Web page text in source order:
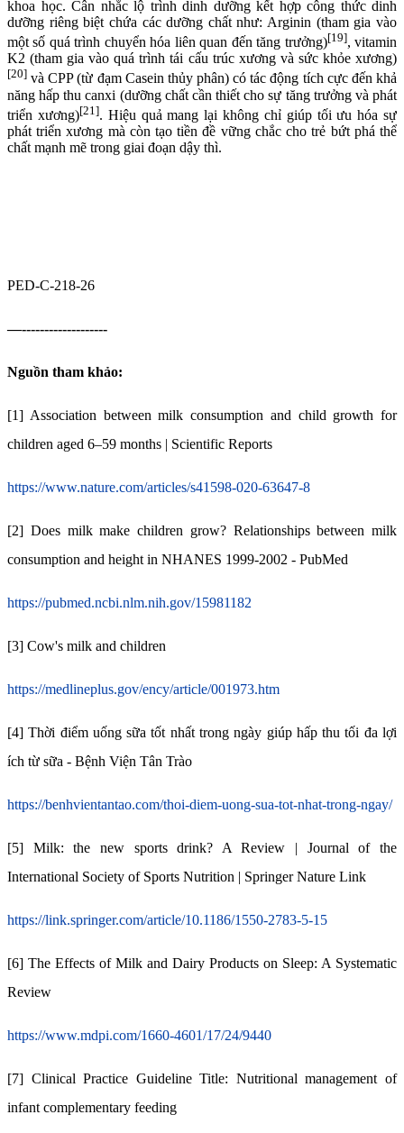
khoa học. Cân nhắc lộ trình dinh dưỡng kết hợp công thức dinh
dưỡng riêng biệt chứa các dưỡng chất như: Arginin (tham gia vào
một số quá trình chuyển hóa liên quan đến tăng trưởng)[19], vitamin
K2 (tham gia vào quá trình tái cấu trúc xương và sức khỏe xương)
[20] và CPP (từ đạm Casein thủy phân) có tác động tích cực đến khả
năng hấp thu canxi (dưỡng chất cần thiết cho sự tăng trưởng và phát
triển xương)[21]. Hiệu quả mang lại không chỉ giúp tối ưu hóa sự
phát triển xương mà còn tạo tiền đề vững chắc cho trẻ bứt phá thể
chất mạnh mẽ trong giai đoạn dậy thì.
PED-C-218-26
—-------------------
Nguồn tham khảo:
[1] Association between milk consumption and child growth for
children aged 6–59 months | Scientific Reports
https://www.nature.com/articles/s41598-020-63647-8
[2] Does milk make children grow? Relationships between milk
consumption and height in NHANES 1999-2002 - PubMed
https://pubmed.ncbi.nlm.nih.gov/15981182
[3] Cow's milk and children
https://medlineplus.gov/ency/article/001973.htm
[4] Thời điểm uống sữa tốt nhất trong ngày giúp hấp thu tối đa lợi
ích từ sữa - Bệnh Viện Tân Trào
https://benhvientantao.com/thoi-diem-uong-sua-tot-nhat-trong-ngay/
[5] Milk: the new sports drink? A Review | Journal of the
International Society of Sports Nutrition | Springer Nature Link
https://link.springer.com/article/10.1186/1550-2783-5-15
[6] The Effects of Milk and Dairy Products on Sleep: A Systematic
Review
https://www.mdpi.com/1660-4601/17/24/9440
[7] Clinical Practice Guideline Title: Nutritional management of
infant complementary feeding